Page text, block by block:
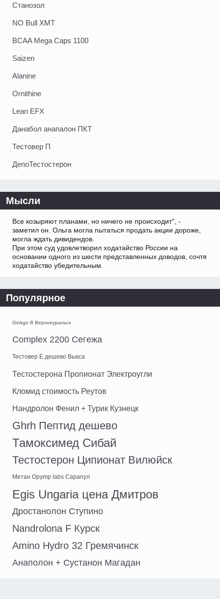
Станозол
NO Bull XMT
BCAA Mega Caps 1100
Saizen
Alanine
Ornithine
Lean EFX
Данабол анапалон ПКТ
Тестовер П
ДепоТестостерон
Мысли
Все козыряют планами, но ничего не происходит", -
заметил он. Ольга могла пытаться продать акции дороже,
могла ждать дивидендов.
При этом суд удовлетворил ходатайство России на
основании одного из шести представленных доводов, сочтя
ходатайство убедительным.
Популярное
Ginkgo B Верхнеуральск
Complex 2200 Сегежа
Тестовер Е дешево Выкса
Тестостерона Пропионат Электроугли
Кломид стоимость Реутов
Нандролон Фенил + Турик Кузнецк
Ghrh Пептид дешево
Тамоксимед Сибай
Тестостерон Ципионат Вилюйск
Метан Opymp labs Сарапул
Egis Ungaria цена Дмитров
Дростанолон Ступино
Nandrolona F Курск
Amino Hydro 32 Гремячинск
Анаполон + Сустанон Магадан